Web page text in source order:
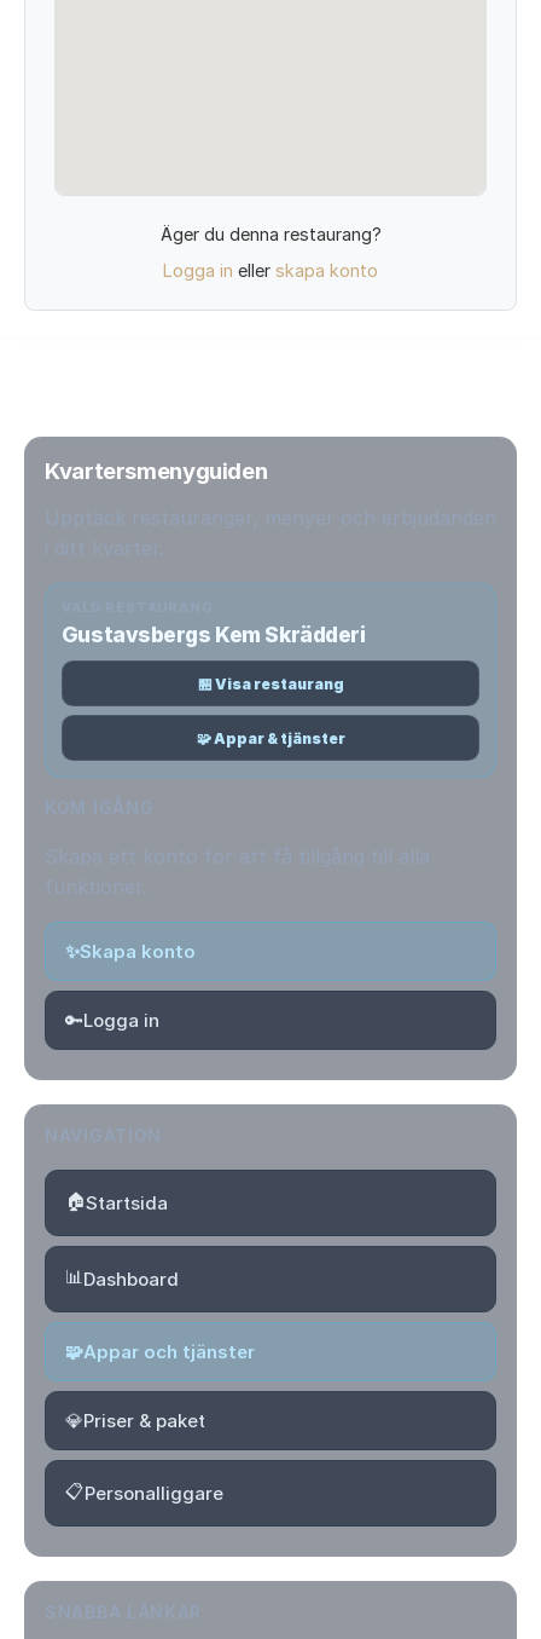
Äger du denna restaurang?
Logga in eller skapa konto
Kvartersmenyguiden
Gustavsbergs Kem Skrädderi
🏪 Visa restaurang
🧩 Appar & tjänster
✨Skapa konto
🔑Logga in
🏠Startsida
📊Dashboard
🧩Appar och tjänster
💎Priser & paket
📋Personalliggare